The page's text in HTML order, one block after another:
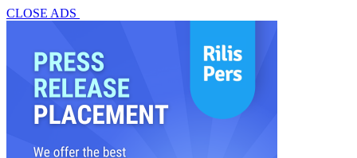
CLOSE ADS